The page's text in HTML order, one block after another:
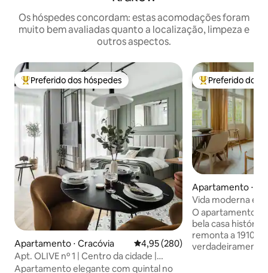
Os hóspedes concordam: estas acomodações foram
muito bem avaliadas quanto a localização, limpeza e
outros aspectos.
Entre os melhores preferidos dos hóspedes
Preferido dos hóspedes
Apartamento ⋅ Cracóvia 4,95 de uma avaliação média de
4,95 (280)
Apt. OLIVE nº 1 | Centro da cidade |
Garagem GRATUITA
Apartamento elegante com quintal no
Entre os
Preferido dos
Apartamento ⋅
Vida moderna e
geminada
O apartamento
bela casa
remonta a 1910.
verdadeiramente